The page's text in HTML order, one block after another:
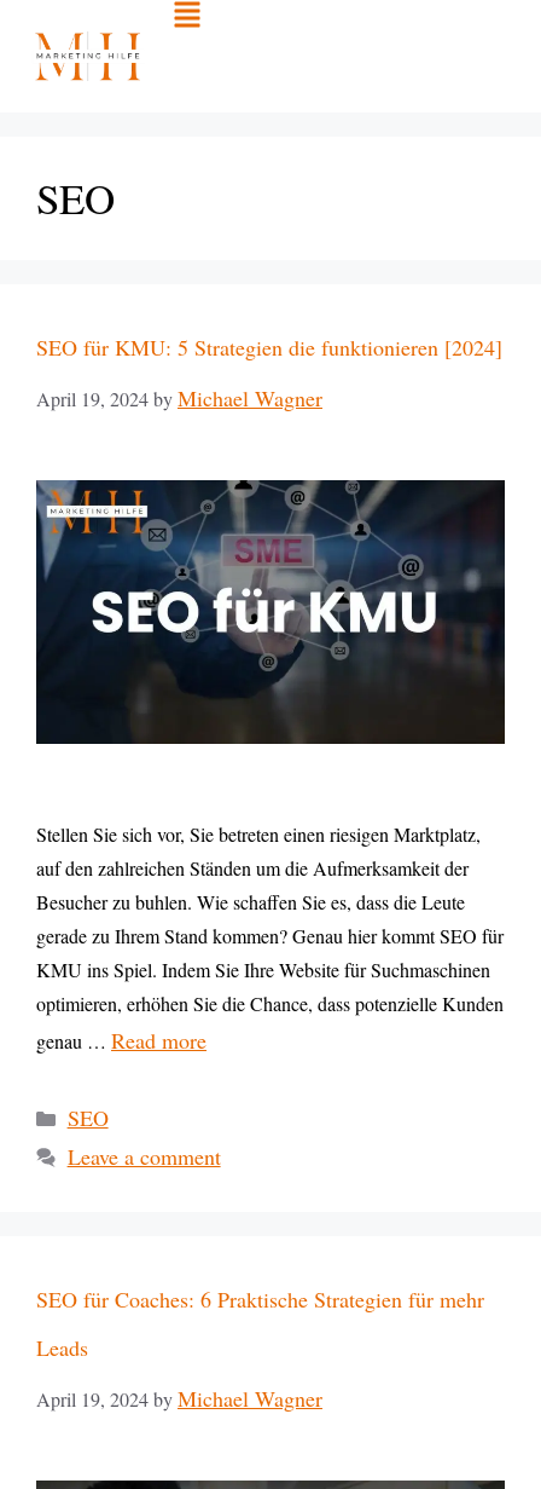
SEO
SEO für KMU: 5 Strategien die funktionieren [2024]
April 19, 2024byMichael Wagner
Stellen Sie sich vor, Sie betreten einen riesigen Marktplatz,
auf den zahlreichen Ständen um die Aufmerksamkeit der
Besucher zu buhlen. Wie schaffen Sie es, dass die Leute
gerade zu Ihrem Stand kommen? Genau hier kommt SEO für
KMU ins Spiel. Indem Sie Ihre Website für Suchmaschinen
optimieren, erhöhen Sie die Chance, dass potenzielle Kunden
genau … Read more
SEO
Leave a comment
SEO für Coaches: 6 Praktische Strategien für mehr
Leads
April 19, 2024byMichael Wagner